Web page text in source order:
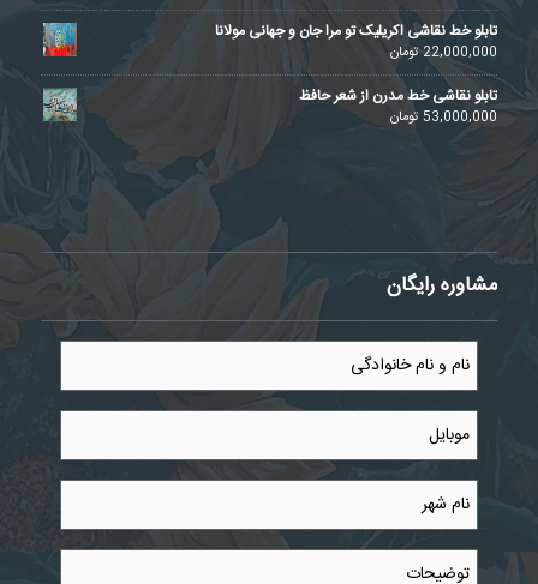
تابلو خط نقاشی اکریلیک تو مرا جان و جهانی مولانا
22,000,000تومان
تابلو نقاشی خط مدرن از شعر حافظ
53,000,000 تومان
مشاوره رایگان
نام
نام
خانوادگی* موبایل
نام
شهر *
توضیحات